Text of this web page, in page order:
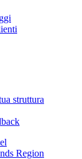
struttura
Region